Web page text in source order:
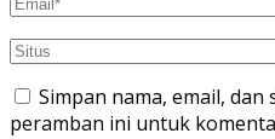
Simpan nama, email, dan
peramban ini untuk